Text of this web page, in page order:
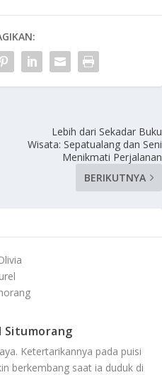
Lebih dari Sekadar Buku
Wisata: Sepatualang dan Seni
Menikmati Perjalanan
BERIKUTNYA
Situmorang
Ketertarikannya pada puisi
berkembang saat ia duduk di